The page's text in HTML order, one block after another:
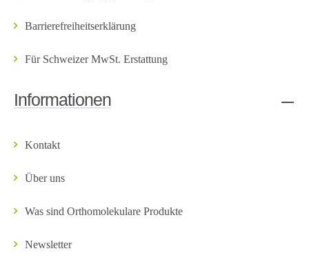
Barrierefreiheitserklärung
Für Schweizer MwSt. Erstattung
Informationen
Kontakt
Über uns
Was sind Orthomolekulare Produkte
Newsletter